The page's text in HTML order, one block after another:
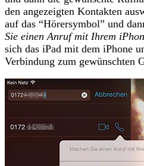
den angezeigten Kontakten
auf das “Hörersymbol” und
Sie einen Anruf mit Ihrem
sich das iPad mit dem iPhone
Verbindung zum gewünschten